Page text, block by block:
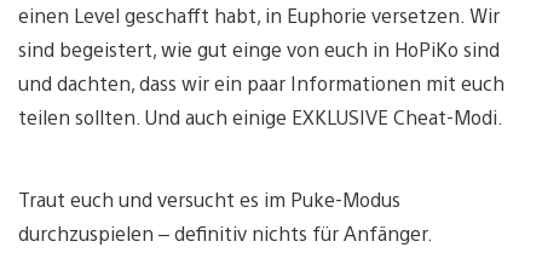
einen Level geschafft habt, in Euphorie versetzen. Wir
sind begeistert, wie gut einge von euch in HoPiKo sind
und dachten, dass wir ein paar Informationen mit euch
teilen sollten. Und auch einige EXKLUSIVE Cheat-Modi.
Traut euch und versucht es im Puke-Modus
durchzuspielen – definitiv nichts für Anfänger.